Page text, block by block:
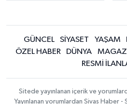
GÜNCEL SİYASET YAŞAM
ÖZEL HABER
DÜNYA
RESMİ
Sitede yayınlanan içerik ve
Yayınlanan yorumlardan Sivas Haber -